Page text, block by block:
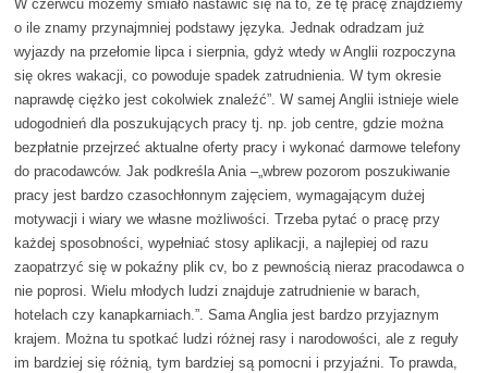
W czerwcu możemy śmiało nastawić się na to, że tę pracę znajdziemy
o ile znamy przynajmniej podstawy języka. Jednak odradzam już
wyjazdy na przełomie lipca i sierpnia, gdyż wtedy w Anglii rozpoczyna
się okres wakacji, co powoduje spadek zatrudnienia. W tym okresie
naprawdę ciężko jest cokolwiek znaleźć”. W samej Anglii istnieje wiele
udogodnień dla poszukujących pracy tj. np. job centre, gdzie można
bezpłatnie przejrzeć aktualne oferty pracy i wykonać darmowe telefony
do pracodawców. Jak podkreśla Ania –„wbrew pozorom poszukiwanie
pracy jest bardzo czasochłonnym zajęciem, wymagającym dużej
motywacji i wiary we własne możliwości. Trzeba pytać o pracę przy
każdej sposobności, wypełniać stosy aplikacji, a najlepiej od razu
zaopatrzyć się w pokaźny plik cv, bo z pewnością nieraz pracodawca o
nie poprosi. Wielu młodych ludzi znajduje zatrudnienie w barach,
hotelach czy kanapkarniach.”. Sama Anglia jest bardzo przyjaznym
krajem. Można tu spotkać ludzi różnej rasy i narodowości, ale z reguły
im bardziej się różnią, tym bardziej są pomocni i przyjaźni. To prawda,